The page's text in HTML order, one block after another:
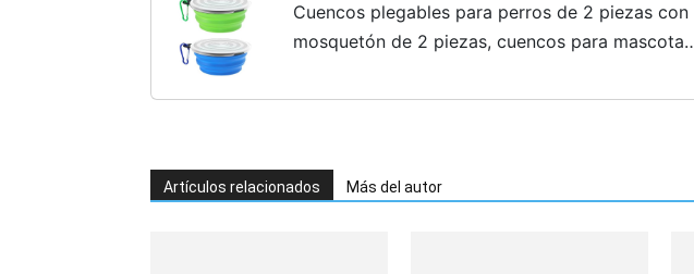
Cuencos plegables para perros de 2 piezas con
mosquetón de 2 piezas, cuencos para mascotas
actividades al...
Artículos relacionados Más del autor